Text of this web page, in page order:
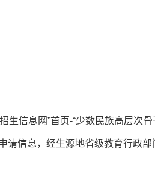
生信息网”首页-“少数民族高层次骨
请信息，经生源地省级教育行政部